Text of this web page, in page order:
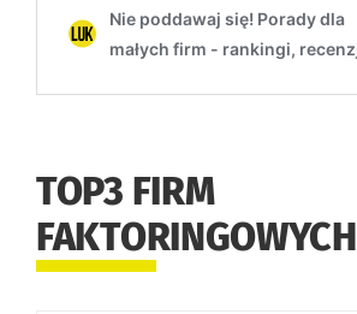
TOP3 FIRM
FAKTORINGOWYCH